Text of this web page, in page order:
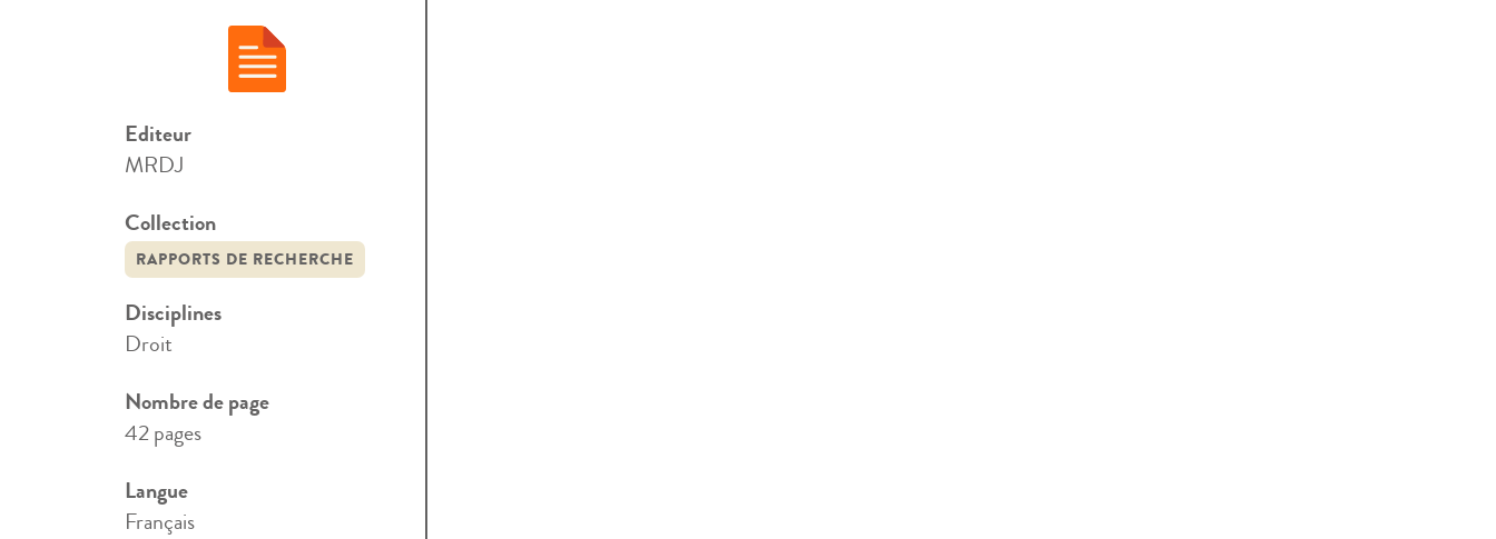
Editeur
MRDJ
Collection
RAPPORTS DE RECHERCHE
Disciplines
Droit
Nombre de page
42 pages
Langue
Français